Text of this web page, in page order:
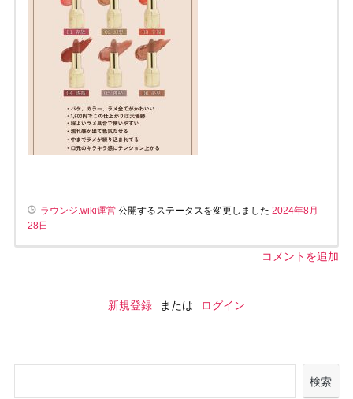
ラウンジ.wiki運営公開するステータスを変更しました 2024年8月
28日
コメントを追加
新規登録 または ログイン
検索